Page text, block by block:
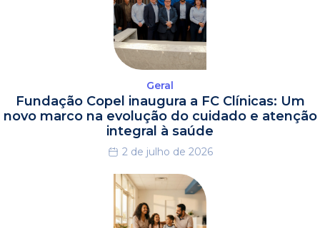
Geral
Fundação Copel inaugura a FC Clínicas: Um
novo marco na evolução do cuidado e atenção
integral à saúde
2 de julho de 2026